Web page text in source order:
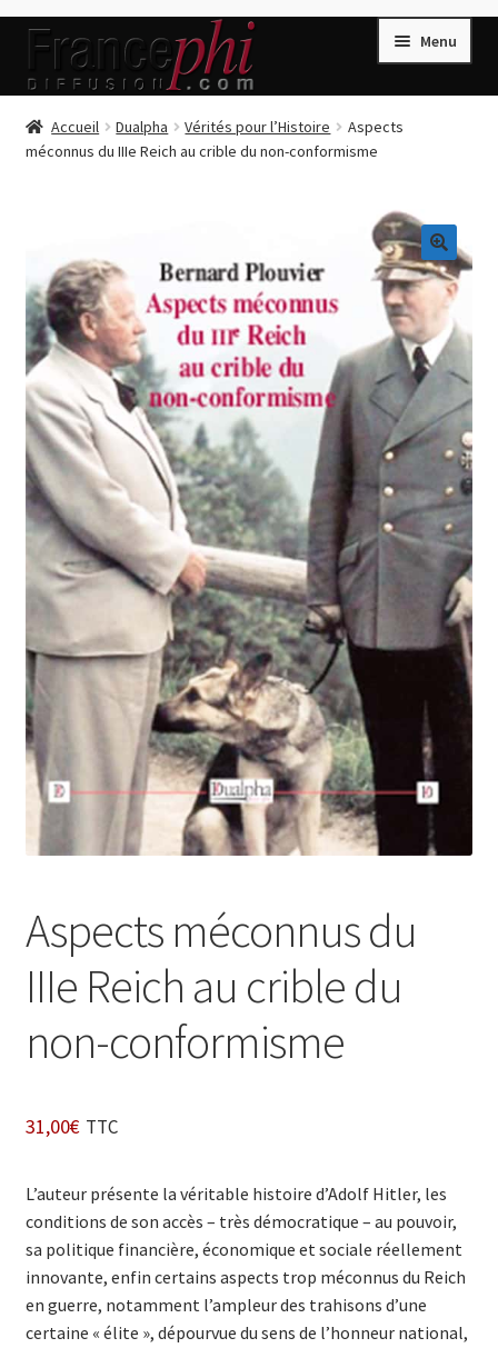
Aller
la
Aller
contenu
Menu
Accueil
Accueil
Conditions de Vente
Connection
Enregistrement
Listes d’Envies
Livres de Peter Randa
Livres de Philippe Randa
Login Customizer
Newsletter
Nous Contacter
Panier
Politique de confidentialité et cookies
Qui sommes-nous ?
Soutien à Philippe Randa
Suivi de la Commande
Accueil Dualpha Vérités pour l’Histoire
Aspects
méconnus du IIIe Reich au crible du non-conformisme
🔍
Aspects méconnus du
IIIe Reich au crible du
non-conformisme
31,00€ TTC
L’auteur présente la véritable histoire d’Adolf Hitler, les
conditions de son accès – très démocratique – au pouvoir,
sa politique financière, économique et sociale réellement
innovante, enfin certains aspects trop méconnus du Reich
en guerre, notamment l’ampleur des trahisons d’une
certaine « élite », dépourvue du sens de l’honneur national,